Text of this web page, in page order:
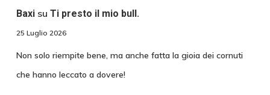
Baxisu Ti presto il mio bull.
25 Luglio 2026
Non solo riempite bene, ma anche fatta la gioia dei cornuti
che hanno leccato a dovere!